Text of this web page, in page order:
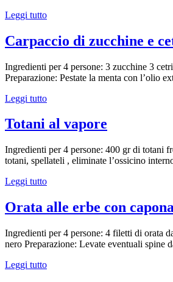
Leggi tutto
Carpaccio di zucchine e
Ingredienti per 4 persone: 3 zucchine 3
Preparazione: Pestate la menta con l’olio
Leggi tutto
Totani al vapore
Ingredienti per 4 persone: 400 gr di totani
totani, spellateli , eliminate l’ossicino
Leggi tutto
Orata alle erbe con
Ingredienti per 4 persone: 4 filetti di orata
nero Preparazione: Levate eventuali
Leggi tutto